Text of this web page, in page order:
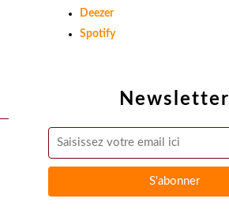
Newsletter
Deezer
Spotify